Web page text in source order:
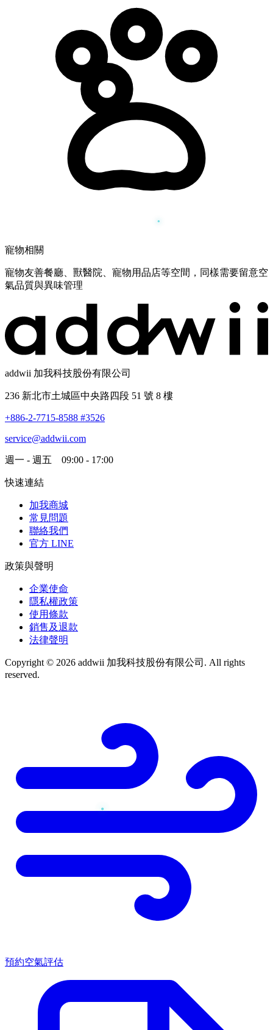
寵物相關
寵物友善餐廳、獸醫院、寵物用品店等空間，同樣需要留意空
氣品質與異味管理
addwii 加我科技股份有限公司
236 新北市土城區中央路四段 51 號 8 樓
+886-2-7715-8588 #3526
service@addwii.com
週一 - 週五 09:00 - 17:00
快速連結
加我商城
常見問題
聯絡我們
官方 LINE
政策與聲明
企業使命
隱私權政策
使用條款
銷售及退款
法律聲明
Copyright © 2026 addwii 加我科技股份有限公司. All rights
reserved.
預約空氣評估